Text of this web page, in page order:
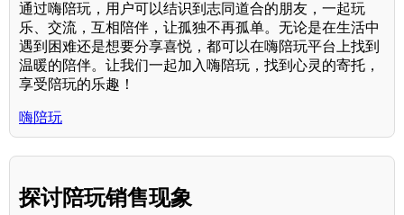
通过嗨陪玩，用户可以结识到志同道合的朋友，一起玩
乐、交流，互相陪伴，让孤独不再孤单。无论是在生活中
遇到困难还是想要分享喜悦，都可以在嗨陪玩平台上找到
温暖的陪伴。让我们一起加入嗨陪玩，找到心灵的寄托，
享受陪玩的乐趣！
嗨陪玩
探讨陪玩销售现象